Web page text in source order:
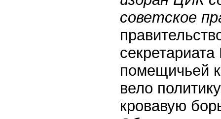
советское
помещичьей
вело
кровавую